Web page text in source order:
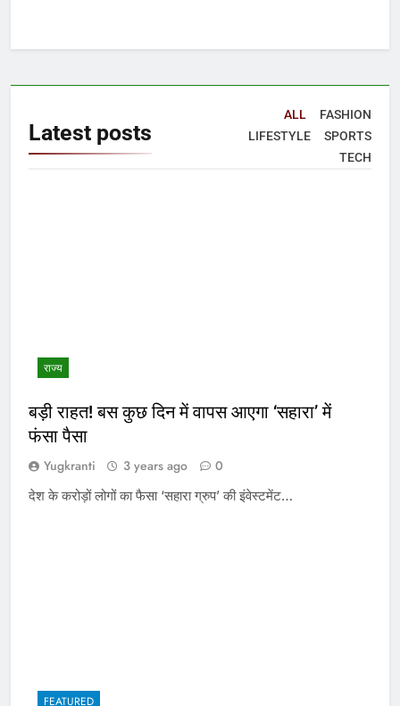
Latest posts
ALL
FASHION
LIFESTYLE
SPORTS
TECH
राज्य
बड़ी राहत! बस कुछ दिन में वापस आएगा ‘सहारा’ में
फंसा पैसा
Yugkranti 3 years ago 0
देश के करोड़ों लोगों का फैसा ‘सहारा ग्रुप’ की इंवेस्टमेंट…
FEATURED